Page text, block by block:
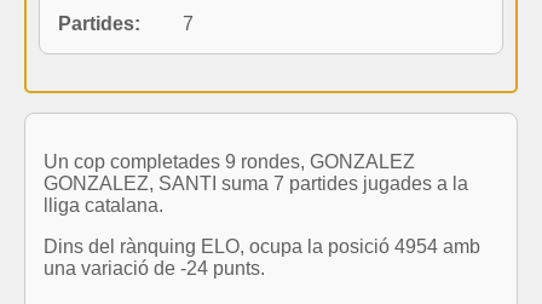
Partides:
7
Un cop completades 9 rondes, GONZALEZ
GONZALEZ, SANTI suma 7 partides jugades a la
lliga catalana.
Dins del rànquing ELO, ocupa la posició 4954 amb
una variació de -24 punts.